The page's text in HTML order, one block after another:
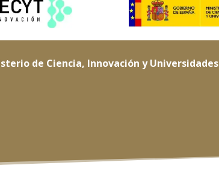
de Ciencia, Innovación y Universidades